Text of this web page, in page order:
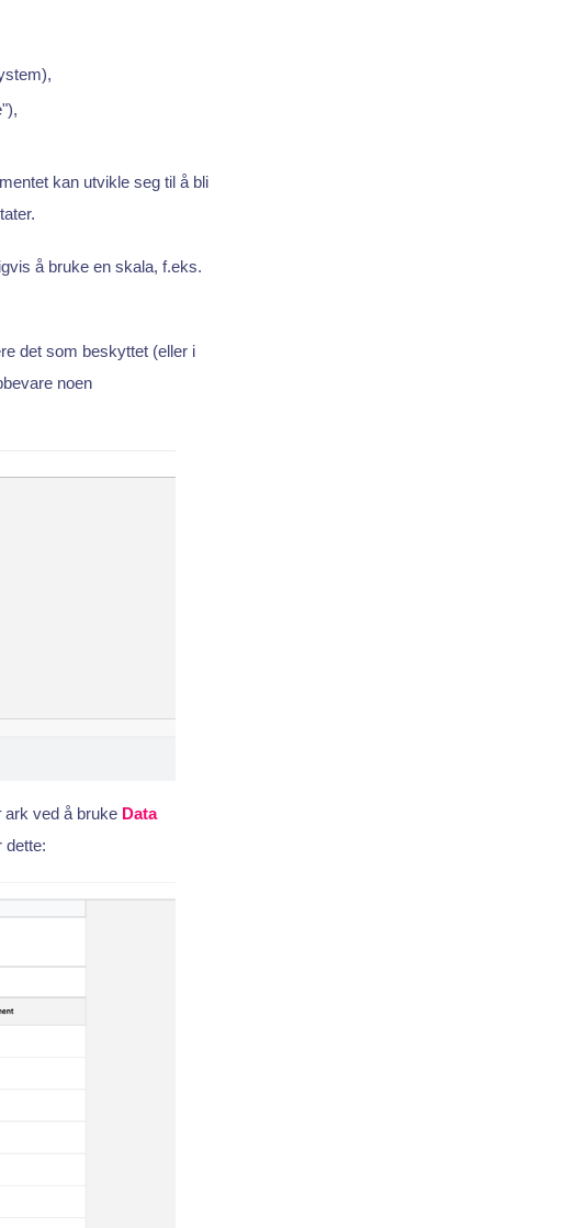
kan utvikle seg til å bli
å bruke en skala, f.eks.
det som beskyttet (eller i
noen
ark ved å bruke Data
dette: